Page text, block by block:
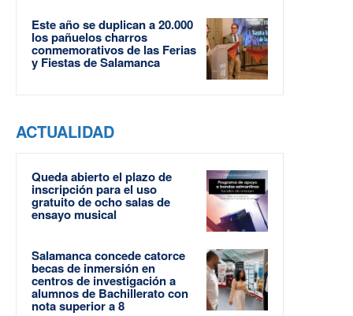
Este año se duplican a 20.000
los pañuelos charros
conmemorativos de las Ferias
y Fiestas de Salamanca
ACTUALIDAD
Queda abierto el plazo de
inscripción para el uso
gratuito de ocho salas de
ensayo musical
Salamanca concede catorce
becas de inmersión en
centros de investigación a
alumnos de Bachillerato con
nota superior a 8